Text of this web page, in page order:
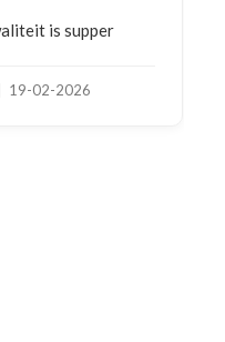
prijzen en
waardoor je